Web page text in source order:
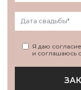
Я даю
и соглашаюсь